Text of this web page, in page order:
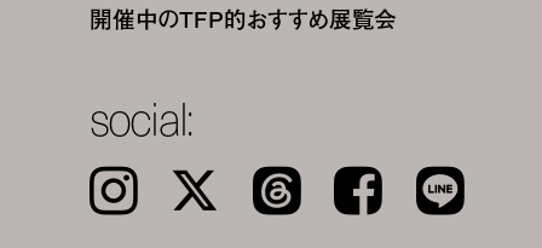
開催中のTFP的おすすめ展覧会
social:
Instagram 𝕏 Threads Facebook LINE